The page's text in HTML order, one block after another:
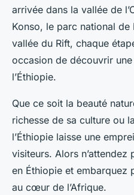
arrivée dans la vallée de
Konso, le parc national
vallée du Rift, chaque
occasion de découvrir
l’Éthiopie.
Que ce soit la beauté
richesse de sa culture ou
l’Éthiopie laisse une
visiteurs. Alors
en Éthiopie et embarquez
au cœur de l’Afrique.